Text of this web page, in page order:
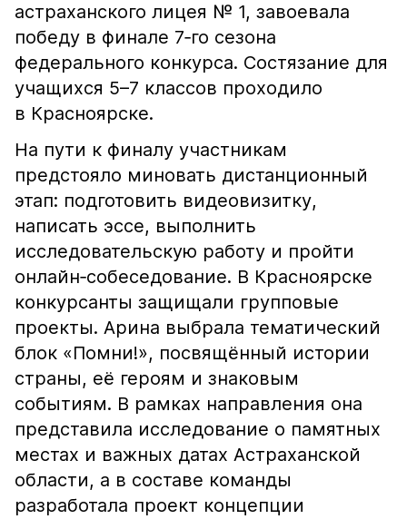
астраханского лицея № 1, завоевала
победу в финале 7‑го сезона
федерального конкурса. Состязание для
учащихся 5–7 классов проходило
в Красноярске.
На пути к финалу участникам
предстояло миновать дистанционный
этап: подготовить видеовизитку,
написать эссе, выполнить
исследовательскую работу и пройти
онлайн‑собеседование. В Красноярске
конкурсанты защищали групповые
проекты. Арина выбрала тематический
блок «Помни!», посвящённый истории
страны, её героям и знаковым
событиям. В рамках направления она
представила исследование о памятных
местах и важных датах Астраханской
области, а в составе команды
разработала проект концепции